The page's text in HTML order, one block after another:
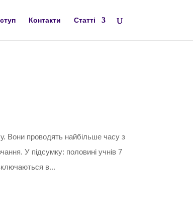
Контакти Статті
Вони проводять найбільше часу з
У підсумку: половині учнів 7
в...